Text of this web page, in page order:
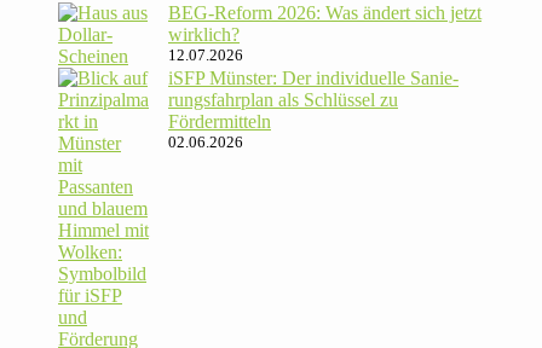
BEG-Reform 2026: Was ändert sich jetzt
wirklich?
12.07.2026
iSFP Münster: Der indi­vi­du­elle Sanie­
rungs­fahr­plan als Schlüssel zu
Fördermitteln
02.06.2026